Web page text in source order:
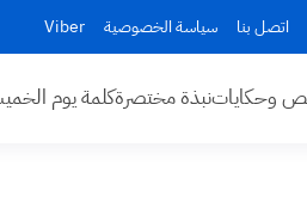
اتصل بنا سياسة الخصوصية Viber
وحكاياتنبذة مختصرةكلمة يوم